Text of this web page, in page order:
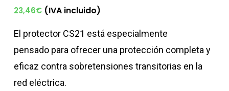
23,46€ (IVA incluido)
El protector CS21 está especialmente
pensado para ofrecer una protección completa y
eficaz contra sobretensiones transitorias en la
red eléctrica.